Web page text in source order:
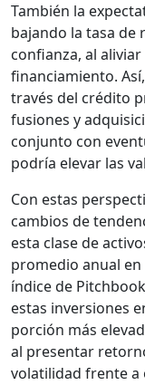
También la
bajando la tasa de
confianza, al
financiamiento.
través del crédito
fusiones y
conjunto con
podría elevar las
Con estas
cambios de
esta clase de
promedio anual en
índice de
estas inversiones
porción más
al presentar
volatilidad frente a